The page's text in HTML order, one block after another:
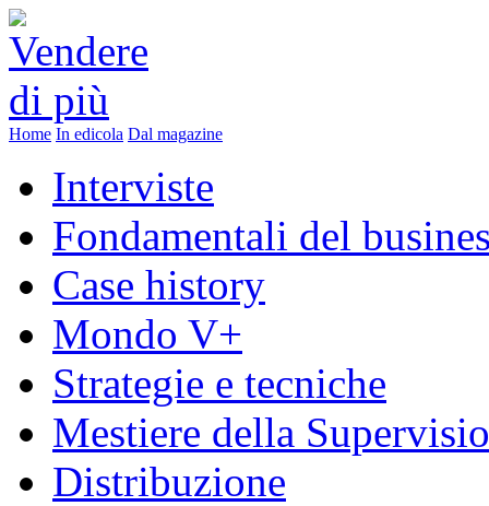
Home In edicola Dal magazine
Interviste
Fondamentali del
Case history
Mondo V+
Strategie e tecniche
Mestiere della
Distribuzione